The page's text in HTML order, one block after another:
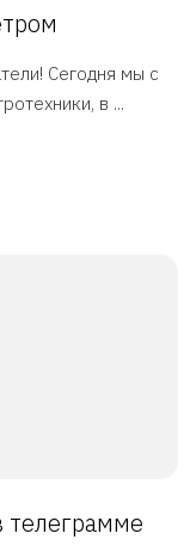
Сегодня мы с
в ...
телеграмме